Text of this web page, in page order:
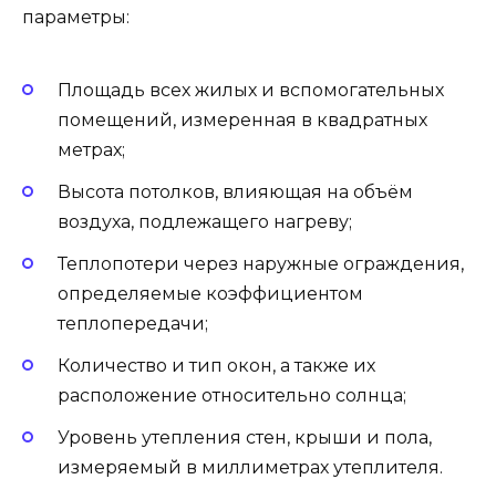
параметры:
Площадь всех жилых и вспомогательных
помещений, измеренная в квадратных
метрах;
Высота потолков, влияющая на объём
воздуха, подлежащего нагреву;
Теплопотери через наружные ограждения,
определяемые коэффициентом
теплопередачи;
Количество и тип окон, а также их
расположение относительно солнца;
Уровень утепления стен, крыши и пола,
измеряемый в миллиметрах утеплителя.